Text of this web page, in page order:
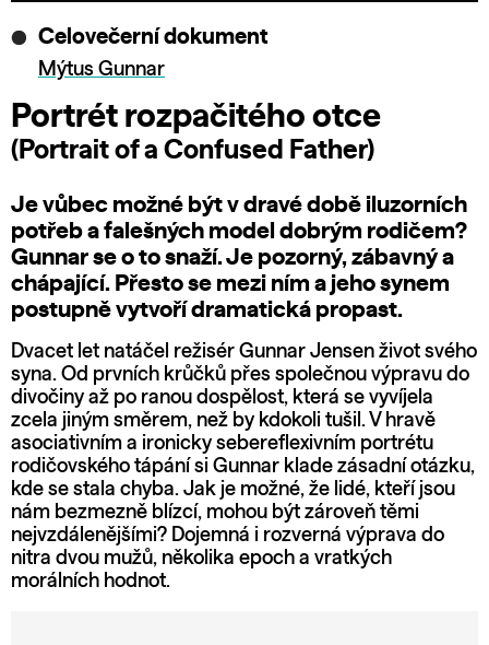
Celovečerní dokument
Mýtus Gunnar
Portrét rozpačitého otce
(Portrait of a Confused Father)
Je vůbec možné být v dravé době iluzorních
potřeb a falešných model dobrým rodičem?
Gunnar se o to snaží. Je pozorný, zábavný a
chápající. Přesto se mezi ním a jeho synem
postupně vytvoří dramatická propast.
Dvacet let natáčel režisér Gunnar Jensen život svého
syna. Od prvních krůčků přes společnou výpravu do
divočiny až po ranou dospělost, která se vyvíjela
zcela jiným směrem, než by kdokoli tušil. V hravě
asociativním a ironicky sebereflexivním portrétu
rodičovského tápání si Gunnar klade zásadní otázku,
kde se stala chyba. Jak je možné, že lidé, kteří jsou
nám bezmezně blízcí, mohou být zároveň těmi
nejvzdálenějšími? Dojemná i rozverná výprava do
nitra dvou mužů, několika epoch a vratkých
morálních hodnot.